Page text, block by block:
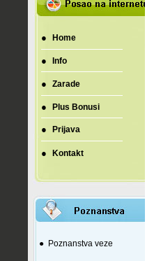
● Home
● Info
● Zarade
● Plus Bonusi
● Prijava
● Kontakt
● Poznanstva veze